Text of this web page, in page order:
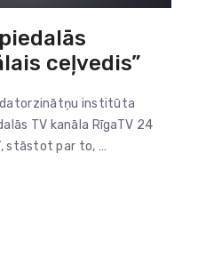
ceļvedis”
datorzinātņu institūta
TV kanāla RīgaTV 24
stāstot par to, …